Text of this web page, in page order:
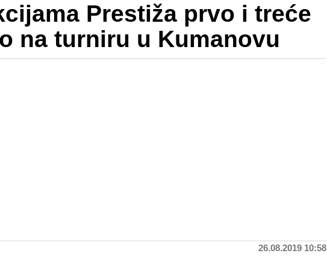
Prestiža prvo i treće
na turniru u Kumanovu
26.08.2019 10:58